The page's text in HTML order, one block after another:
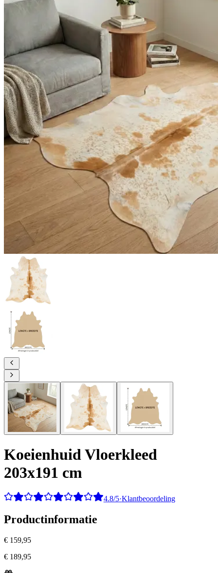
Koeienhuid Vloerkleed
203x191 cm
4.8/5·Klantbeoordeling
Productinformatie
€ 159,95
€ 189,95